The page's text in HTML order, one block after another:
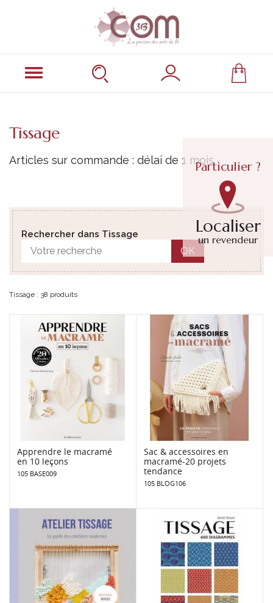
Particulier ?
Localiser
un revendeur
Tissage
Articles sur commande : délai de 1 mois
Rechercher dans Tissage
OK
Tissage : 38 produits
Apprendre le macramé
en 10 leçons
105 BASE009
Sac & accessoires en
macramé-20 projets
tendance
105 BLOG106